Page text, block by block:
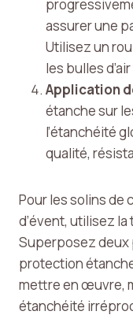
assurer une
Utilisez un
les bulles
Application
étanche sur
l’étanchéité
qualité,
Pour les solins de
d’évent, utilisez
Superposez deux
protection
mettre en œuvre,
étanchéité